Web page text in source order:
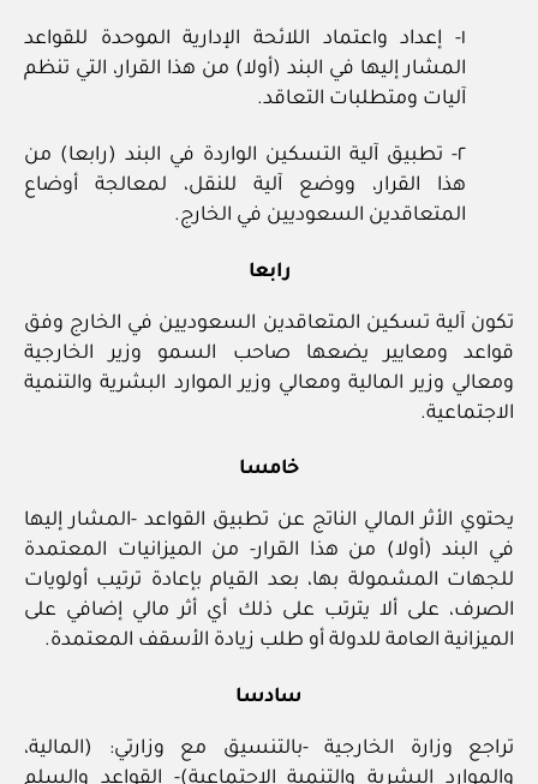
١- إعداد واعتماد اللائحة الإدارية الموحدة للقواعد
المشار إليها في البند (أولا) من هذا القرار، التي تنظم
آليات ومتطلبات التعاقد.
٢- تطبيق آلية التسكين الواردة في البند (رابعا) من
هذا القرار، ووضع آلية للنقل، لمعالجة أوضاع
المتعاقدين السعوديين في الخارج.
رابعا
تكون آلية تسكين المتعاقدين السعوديين في الخارج وفق
قواعد ومعايير يضعها صاحب السمو وزير الخارجية
ومعالي وزير المالية ومعالي وزير الموارد البشرية والتنمية
الاجتماعية.
خامسا
يحتوي الأثر المالي الناتج عن تطبيق القواعد -المشار إليها
في البند (أولا) من هذا القرار- من الميزانيات المعتمدة
للجهات المشمولة بها، بعد القيام بإعادة ترتيب أولويات
الصرف، على ألا يترتب على ذلك أي أثر مالي إضافي على
الميزانية العامة للدولة أو طلب زيادة الأسقف المعتمدة.
سادسا
تراجع وزارة الخارجية -بالتنسيق مع وزارتي: (المالية،
والموارد البشرية والتنمية الاجتماعية)- القواعد والسلم